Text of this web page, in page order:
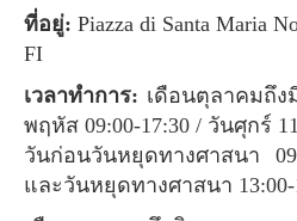
ที่อยู่: Piazza di Santa Maria
FI
เวลาทำการ: เดือนตุลาคมถึ
พฤหัส 09:00-17:30 / วันศุกร์
วันก่อนวันหยุดทางศาสนา
และวันหยุดทางศาสนา 13:00-